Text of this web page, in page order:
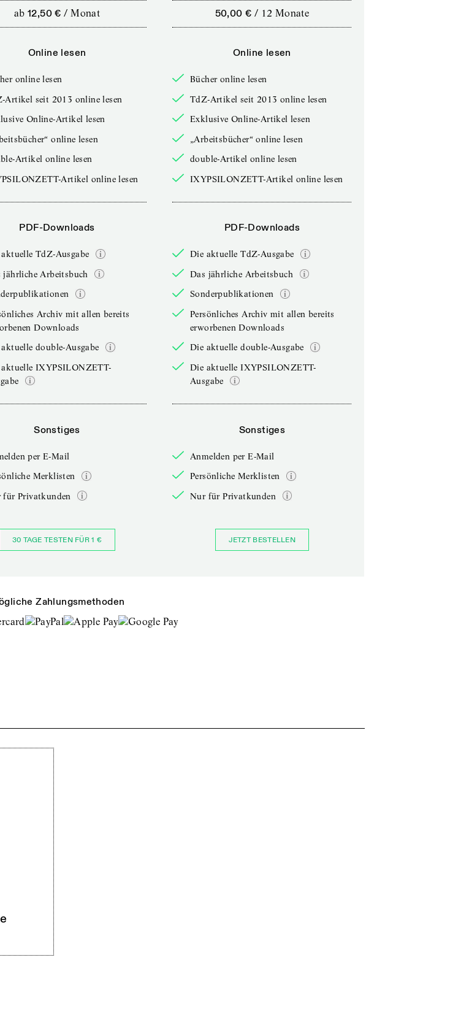
ab 12,50 € /Monat
Online lesen
online lesen
Artikel seit 2013 online lesen
Online-Artikel lesen
online lesen
Artikel online lesen
Artikel online lesen
PDF-Downloads
TdZ-Ausgabe
jährliche Arbeitsbuch
Archiv mit allen bereits
Downloads
double-Ausgabe
IXYPSILONZETT-
Sonstiges
per E-Mail
Merklisten
für Privatkunden
30 TAGE TESTEN FÜR 1 €
50,00 € / 12 Monate
Online lesen
Bücher online lesen
TdZ-Artikel seit 2013 online lesen
Exklusive Online-Artikel lesen
„Arbeitsbücher“ online lesen
double-Artikel online lesen
IXYPSILONZETT-Artikel online lesen
PDF-Downloads
Die aktuelle TdZ-Ausgabe
Das jährliche Arbeitsbuch
Sonderpublikationen
Persönliches Archiv mit allen bereits
erworbenen Downloads
Die aktuelle double-Ausgabe
Die aktuelle IXYPSILONZETT-
Ausgabe
Sonstiges
Anmelden per E-Mail
Persönliche Merklisten
Nur für Privatkunden
JETZT BESTELLEN
Zahlungsmethoden